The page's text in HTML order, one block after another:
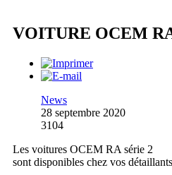
VOITURE OCEM
News
28 septembre 2020
3104
Les voitures OCEM RA série 2
sont disponibles chez vos détaillants